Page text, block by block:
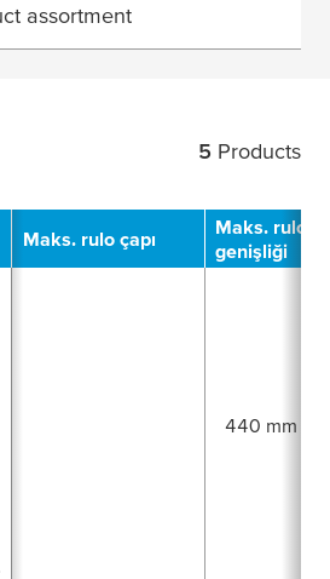
assortment
5 Products
Maks. rulo çapı
Maks. rulo
genişliği
440 mm